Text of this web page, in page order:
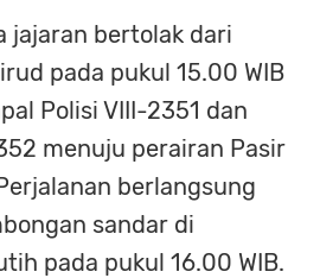
jajaran bertolak dari
pada pukul 15.00 WIB
Polisi VIII-2351 dan
menuju perairan Pasir
berlangsung
sandar di
pada pukul 16.00 WIB.